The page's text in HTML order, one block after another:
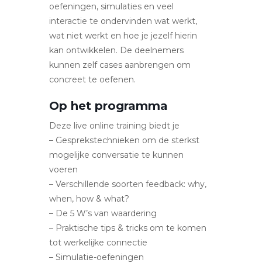
oefeningen, simulaties en veel
interactie te ondervinden wat werkt,
wat niet werkt en hoe je jezelf hierin
kan ontwikkelen. De deelnemers
kunnen zelf cases aanbrengen om
concreet te oefenen.
Op het programma
Deze live online training biedt je
– Gesprekstechnieken om de sterkst
mogelijke conversatie te kunnen
voeren
– Verschillende soorten feedback: why,
when, how & what?
– De 5 W’s van waardering
– Praktische tips & tricks om te komen
tot werkelijke connectie
– Simulatie-oefeningen